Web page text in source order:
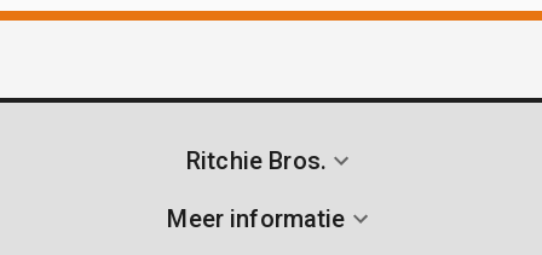
Ritchie Bros.
Meer informatie